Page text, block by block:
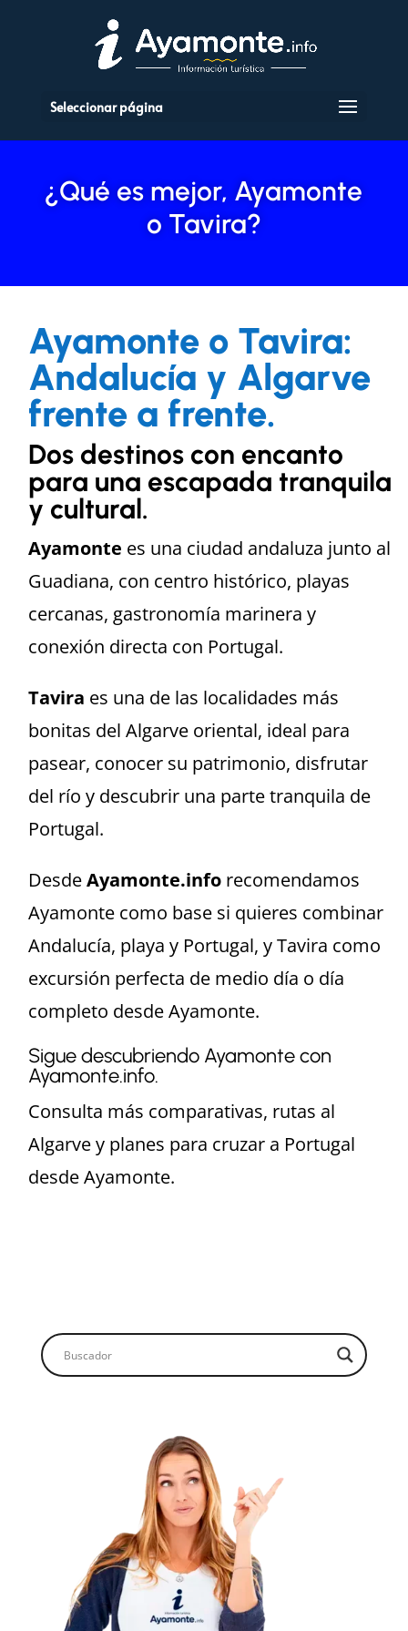
Seleccionar página
¿Qué es mejor, Ayamonte
o Tavira?
Ayamonte o Tavira:
Andalucía y Algarve
frente a frente.
Dos destinos con encanto
para una escapada tranquila
y cultural.
Ayamonte es una ciudad andaluza junto al
Guadiana, con centro histórico, playas
cercanas, gastronomía marinera y
conexión directa con Portugal.
Tavira es una de las localidades más
bonitas del Algarve oriental, ideal para
pasear, conocer su patrimonio, disfrutar
del río y descubrir una parte tranquila de
Portugal.
DesdeAyamonte.info recomendamos
Ayamonte como base si quieres combinar
Andalucía, playa y Portugal, y Tavira como
excursión perfecta de medio día o día
completo desde Ayamonte.
Sigue descubriendo Ayamonte con
Ayamonte.info.
Consulta más comparativas, rutas al
Algarve y planes para cruzar a Portugal
desde Ayamonte.